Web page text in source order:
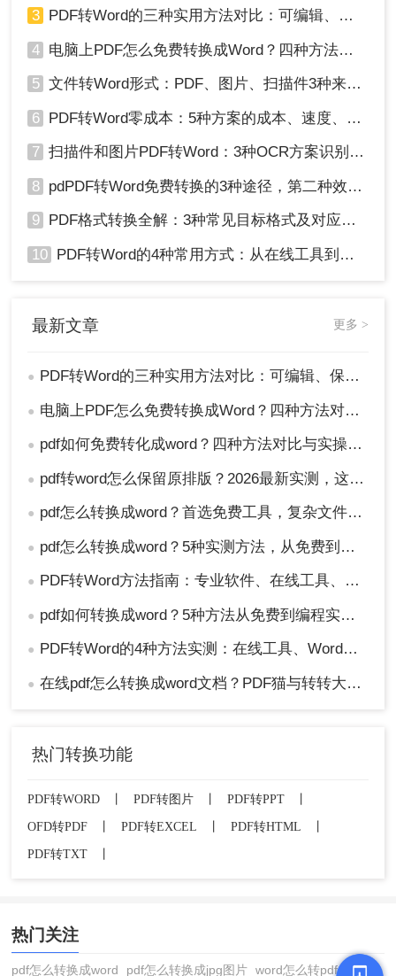
3 PDF转Word的三种实用方法对比：可编辑、保格式、避风险！
4 电脑上PDF怎么免费转换成Word？四种方法对比与实操指南（附详细表格）!
5 文件转Word形式：PDF、图片、扫描件3种来源分别怎么处理！
6 PDF转Word零成本：5种方案的成本、速度、精度对比！
7 扫描件和图片PDF转Word：3种OCR方案识别率实测！
8 pdPDF转Word免费转换的3种途径，第二种效率最高！
9 PDF格式转换全解：3种常见目标格式及对应操作方法！
10 PDF转Word的4种常用方式：从在线工具到桌面软件全梳理！
最新文章 更多 >
● PDF转Word的三种实用方法对比：可编辑、保格式、避风险！
● 电脑上PDF怎么免费转换成Word？四种方法对比与实操指南（附详细表格）!
● pdf如何免费转化成word？四种方法对比与实操指南（附详细表格）
● pdf转word怎么保留原排版？2026最新实测，这5种方法从免费到专业全搞定！
● pdf怎么转换成word？首选免费工具，复杂文件再上专业软件！
● pdf怎么转换成word？5种实测方法，从免费到专业全攻略！
● PDF转Word方法指南：专业软件、在线工具、Word内置与改后缀名4种方案对比！
● pdf如何转换成word？5种方法从免费到编程实测对比！
● PDF转Word的4种方法实测：在线工具、Word、Adobe与开源软件对比！！
● 在线pdf怎么转换成word文档？PDF猫与转转大师2种在线工具使用指南与功能对比！
热门转换功能
PDF转WORD PDF转图片 PDF转PPT
OFD转PDF
PDF转EXCEL PDF转HTML
PDF转TXT
热门关注
pdf怎么转换成word pdf怎么转换成jpg图片 word怎么转pdf